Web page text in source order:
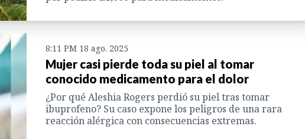
8:11 PM 18 ago. 2025
Mujer casi pierde toda su piel al tomar
conocido medicamento para el dolor
¿Por qué Aleshia Rogers perdió su piel tras tomar
ibuprofeno? Su caso expone los peligros de una rara
reacción alérgica con consecuencias extremas.